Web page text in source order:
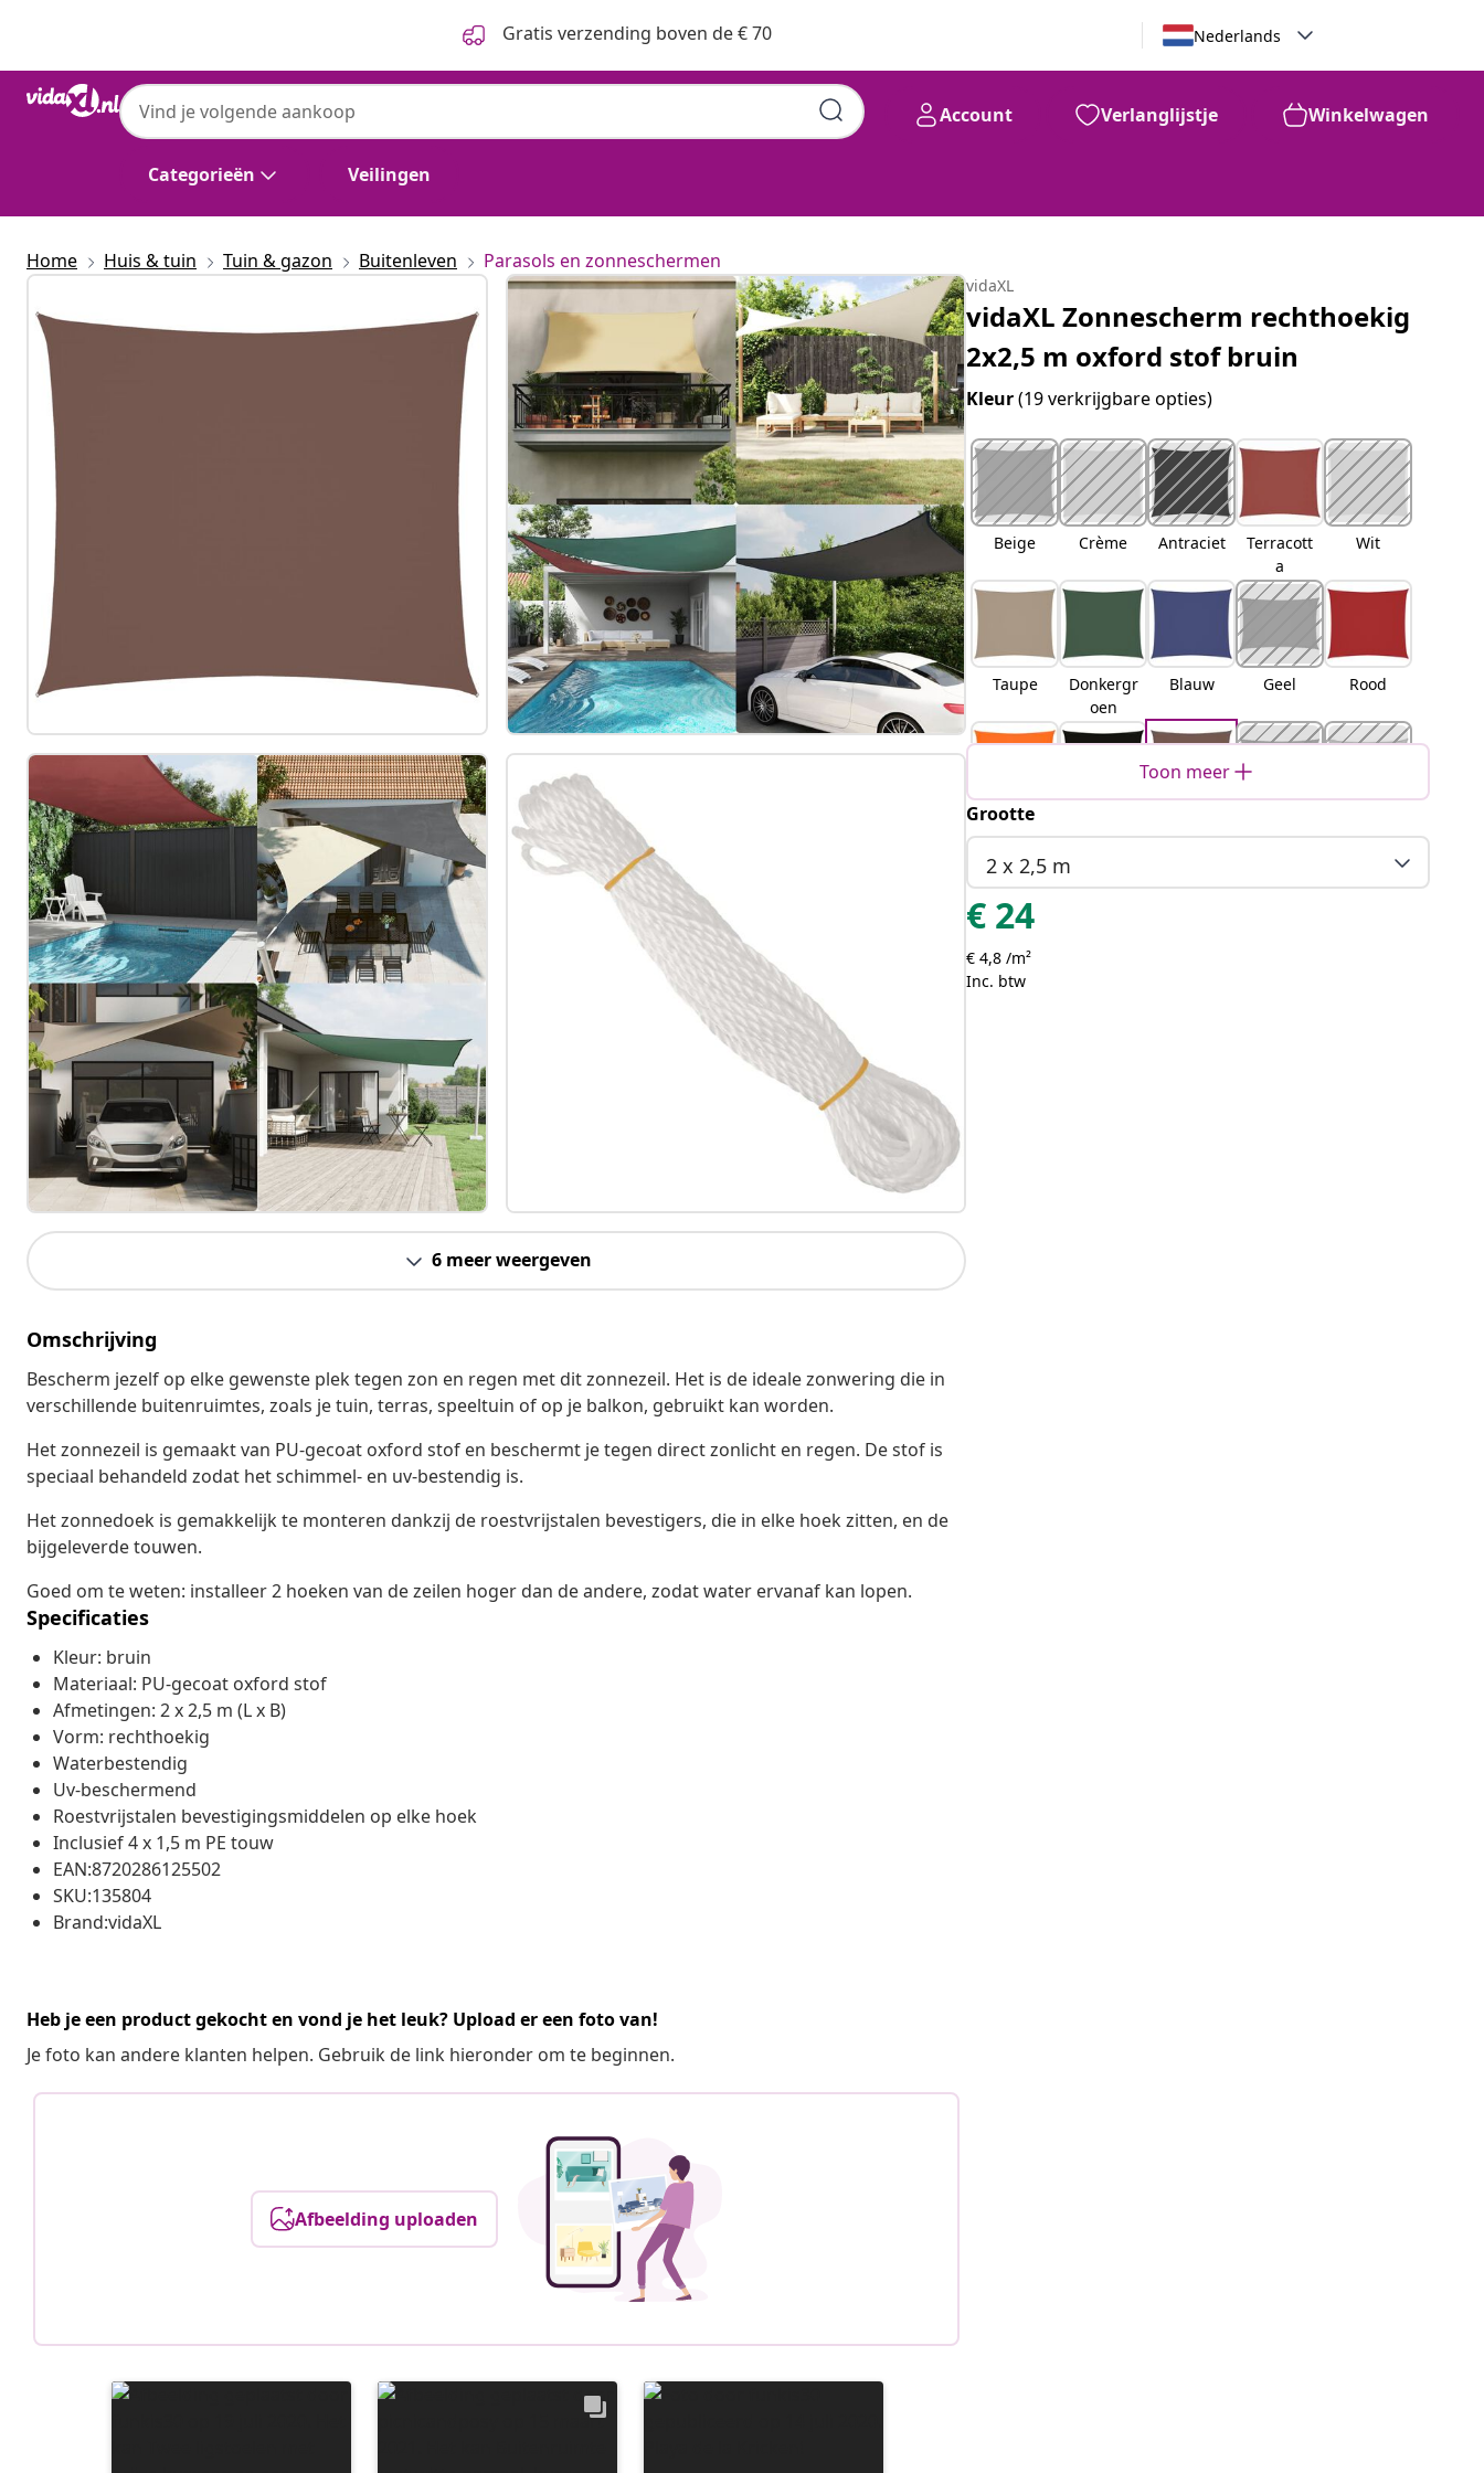
Gratis verzending boven de € 70 Nederlands
Categorieën Veilingen
Account Verlanglijstje Winkelwagen
Home Huis & tuin Tuin & gazon Buitenleven Parasols en zonneschermen
6 meer weergeven
Omschrijving
Bescherm jezelf op elke gewenste plek tegen zon en regen met dit zonnezeil. Het is de ideale zonwering die in
verschillende buitenruimtes, zoals je tuin, terras, speeltuin of op je balkon, gebruikt kan worden.
Het zonnezeil is gemaakt van PU-gecoat oxford stof en beschermt je tegen direct zonlicht en regen. De stof is
speciaal behandeld zodat het schimmel- en uv-bestendig is.
Het zonnedoek is gemakkelijk te monteren dankzij de roestvrijstalen bevestigers, die in elke hoek zitten, en de
bijgeleverde touwen.
Goed om te weten: installeer 2 hoeken van de zeilen hoger dan de andere, zodat water ervanaf kan lopen.
Specificaties
Kleur: bruin
Materiaal: PU-gecoat oxford stof
Afmetingen: 2 x 2,5 m (L x B)
Vorm: rechthoekig
Waterbestendig
Uv-beschermend
Roestvrijstalen bevestigingsmiddelen op elke hoek
Inclusief 4 x 1,5 m PE touw
EAN:8720286125502
SKU:135804
Brand:vidaXL
Heb je een product gekocht en vond je het leuk? Upload er een foto van!
Je foto kan andere klanten helpen. Gebruik de link hieronder om te beginnen.
Afbeelding uploaden
vidaXL
vidaXL Zonnescherm rechthoekig
2x2,5 m oxford stof bruin
Kleur(19 verkrijgbare opties)
Beige Crème Antraciet
Terracott
a
Wit
Taupe
Donkergr
oen
Blauw Geel Rood
Oranje
Oranje
en bruin
Toon meer
Grootte
2 x 2,5 m
€ 24
€ 4,8 /m²
Inc. btw